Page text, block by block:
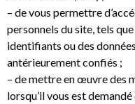
– de vous permettre
personnels du site, tels
identifiants ou des
antérieurement confiés ;
– de mettre en œuvre des
lorsqu’il vous est